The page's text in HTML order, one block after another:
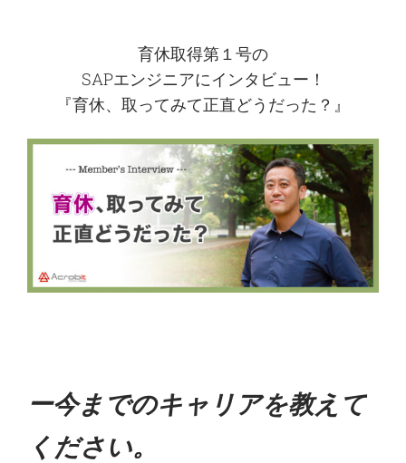
育休取得第１号の
SAPエンジニアにインタビュー！
『育休、取ってみて正直どうだった？』
ー今までのキャリアを教えて
ください。